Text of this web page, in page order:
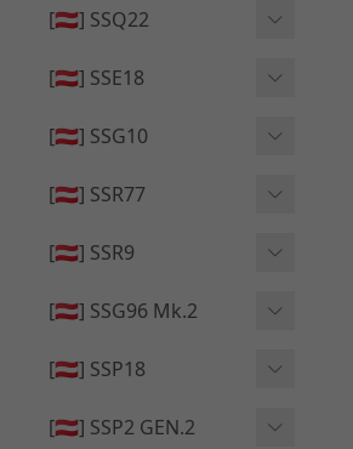
🟦 主體 ⧸ 彈匣
[🇦🇹] SSQ22
🟦 主體 ⧸ 彈匣
[🇦🇹] SSE18
👁️‍🗨️ 外觀 ⧸ 色彩
[🇦🇹] SSG10
🟦 主體 ⧸ 彈匣
[🇦🇹] SSR77
🟦 主體 ⧸ 彈匣
[🇦🇹] SSR9
👁️‍🗨️ 外觀 ⧸ 色彩
[🇦🇹] SSG96 Mk.2
🆙 升級 ⧸ 部件
[🇦🇹] SSP18
👁️‍🗨️ 外觀 ⧸ 色彩
[🇦🇹] SSP2 GEN.2